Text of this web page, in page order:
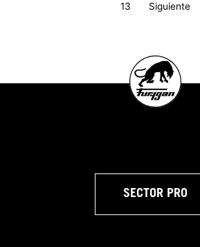
13 Siguiente
SECTOR PRO